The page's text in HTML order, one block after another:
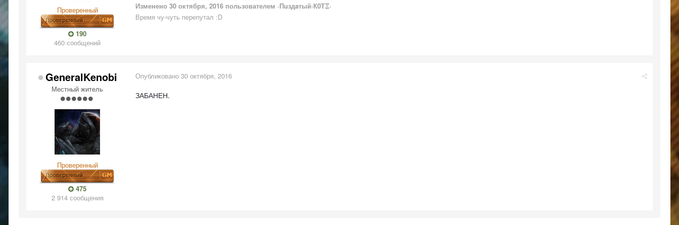
Проверенный
190
460 сообщений
Изменено 30 октября, 2016 пользователем ·Пuздaтый·К0ТΞ·
Время чу-чуть перепутал :D
GeneralKenobi
Местный житель
Проверенный
475
2 914 сообщения
Опубликовано 30 октября, 2016
ЗАБАНЕН.